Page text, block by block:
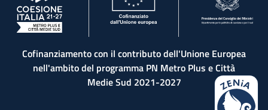
Cofinanziamento con il contributo dell'Unione Europea
nell'ambito del programma PN Metro Plus e Città
Medie Sud 2021-2027